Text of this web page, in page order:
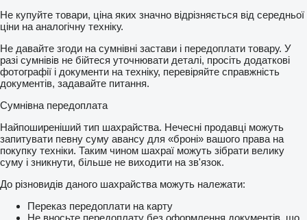
Не купуйте товари, ціна яких значно відрізняється від середньої
ціни на аналогічну техніку.
Не давайте згоди на сумнівні застави і передоплати товару. У
разі сумнівів не бійтеся уточнювати деталі, просіть додаткові
фотографії і документи на техніку, перевіряйте справжність
документів, задавайте питання.
Сумнівна передоплата
Найпоширеніший тип шахрайства. Нечесні продавці можуть
запитувати певну суму авансу для «броні» вашого права на
покупку техніки. Таким чином шахраї можуть зібрати велику
суму і зникнути, більше не виходити на зв'язок.
До різновидів даного шахрайства можуть належати:
Переказ передоплати на карту